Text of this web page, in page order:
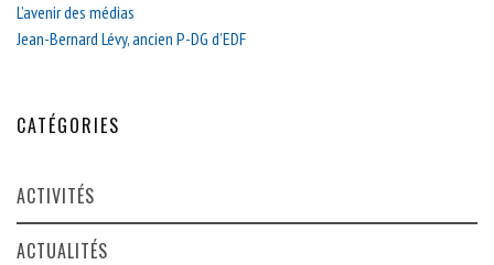
L’avenir des médias
Jean-Bernard Lévy, ancien P-DG d’EDF
CATÉGORIES
ACTIVITÉS
ACTUALITÉS